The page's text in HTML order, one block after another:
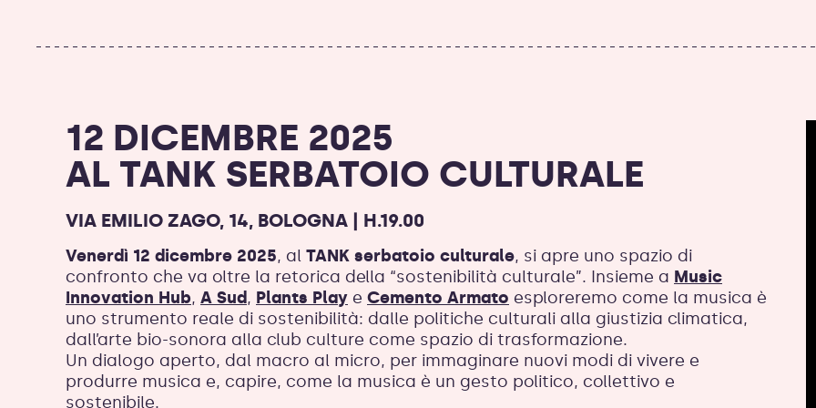
12 DICEMBRE 2025
AL TANK SERBATOIO CULTURALE
VIA EMILIO ZAGO, 14, BOLOGNA | H.19.00
Venerdì 12 dicembre 2025, al TANK serbatoio culturale, si apre uno spazio di
confronto che va oltre la retorica della “sostenibilità culturale”. Insieme a Music
Innovation Hub, A Sud, Plants Play e Cemento Armato esploreremo come la musica è
uno strumento reale di sostenibilità: dalle politiche culturali alla giustizia climatica,
dall’arte bio-sonora alla club culture come spazio di trasformazione.
Un dialogo aperto, dal macro al micro, per immaginare nuovi modi di vivere e
produrre musica e, capire, come la musica è un gesto politico, collettivo e
sostenibile.